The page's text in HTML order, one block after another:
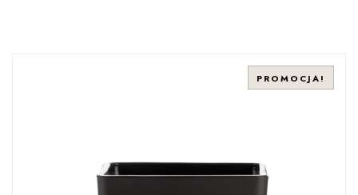
PROMOCJA!